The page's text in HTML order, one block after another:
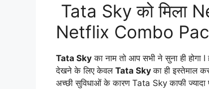
Tata Sky को मिला
Netflix Combo
Tata Sky का नाम तो आप सभी ने सुना ही होगा l
देखने के लिए केवल Tata Skyका ही इस्तेमाल
अच्छी सुविधाओं के कारण Tata Sky काफी ज्यादा